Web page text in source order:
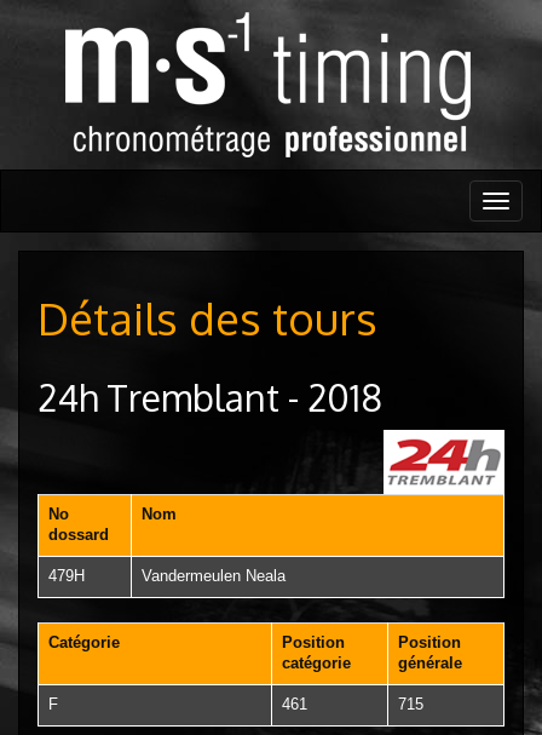
Détails des tours
24h Tremblant - 2018
No
dossard
Nom
479H Vandermeulen Neala
Catégorie
Position
catégorie
Position
générale
F 461 715